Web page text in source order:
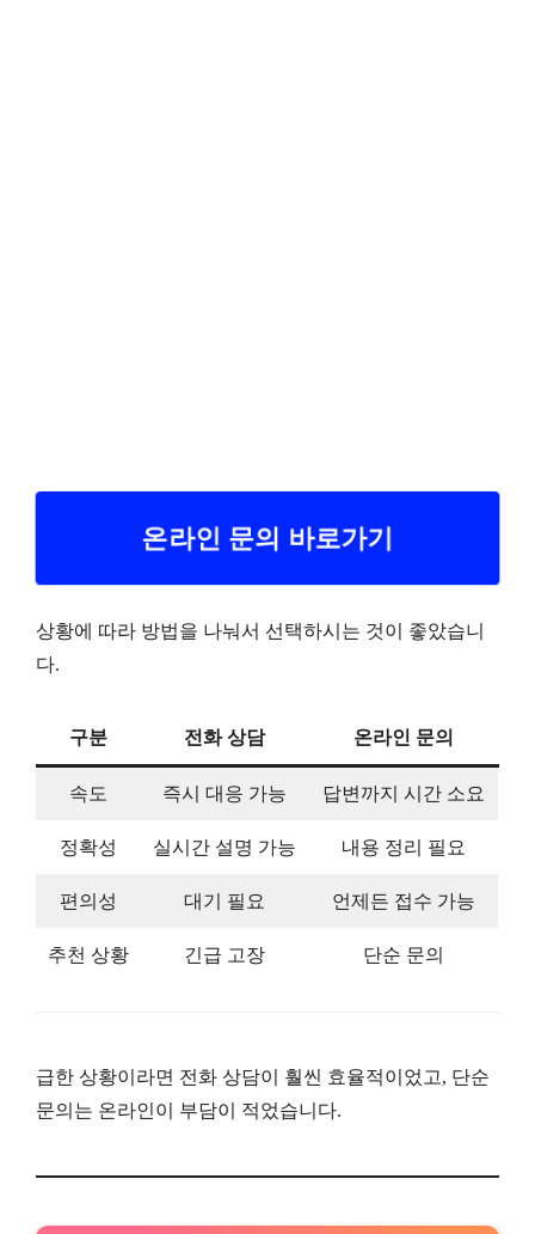
온라인 문의 바로가기
상황에 따라 방법을 나눠서 선택하시는 것이 좋았습니
다.
구분 전화 상담 온라인 문의
속도 즉시 대응 가능 답변까지 시간 소요
정확성 실시간 설명 가능 내용 정리 필요
편의성 대기 필요 언제든 접수 가능
추천 상황 긴급 고장 단순 문의
급한 상황이라면 전화 상담이 훨씬 효율적이었고, 단순
문의는 온라인이 부담이 적었습니다.